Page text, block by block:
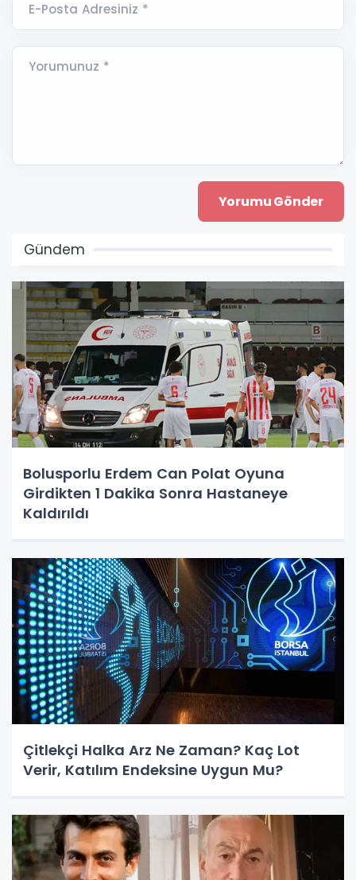
E-Posta Adresiniz *
Yorumunuz *
Gündem
Bolusporlu Erdem Can Polat Oyuna
Girdikten 1 Dakika Sonra Hastaneye
Kaldırıldı
Çitlekçi Halka Arz Ne Zaman? Kaç Lot
Verir, Katılım Endeksine Uygun Mu?